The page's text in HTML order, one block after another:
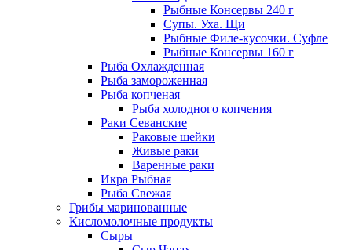
Рыбные Консервы 240 г
Супы. Уха. Щи
Рыбные Филе-кусочки. Суфле
Рыбные Консервы 160 г
Рыба Охлажденная
Рыба замороженная
Рыба копченая
Рыба холодного копчения
Раки Севанские
Раковые шейки
Живые раки
Варенные раки
Икра Рыбная
Рыба Свежая
Грибы маринованные
Кисломолочные продукты
Сыры